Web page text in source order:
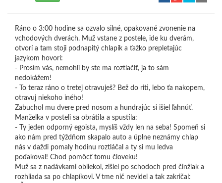
Ráno o 3:00 hodine sa ozvalo silné, opakované zvonenie na
vchodových dverách. Muž vstane z postele, ide ku dverám,
otvorí a tam stoji podnapitý chlapík a ťažko prepletajúc
jazykom hovorí:
- Prosím vás, nemohli by ste ma roztlačiť, ja to sám
nedokážem!
- To teraz ráno o tretej otravuješ? Bež do riti, lebo ťa nakopem,
otravuj niekoho iného!
Zabuchol mu dvere pred nosom a hundrajúc si išiel ľahnúť.
Manželka v posteli sa obrátila a spustila:
- Ty jeden odporný egoista, myslíš vždy len na seba! Spomeň si
ako nám pred týždňom skapalo auto a úplne neznámy chlap
nás v daždi pomaly hodinu roztláčal a ty si mu ledva
poďakoval! Chod pomôcť tomu človeku!
Muž sa z nadávkami obliekol, zišiel po schodoch pred činžiak a
rozhliada sa po chlapíkovi. V tme nič nevidel a tak zakričal: